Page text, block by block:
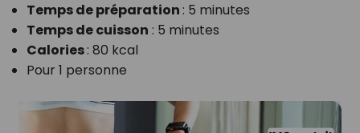
Temps de préparation : 5 minutes
Temps de cuisson : 5 minutes
Calories: 80 kcal
Pour 1 personne